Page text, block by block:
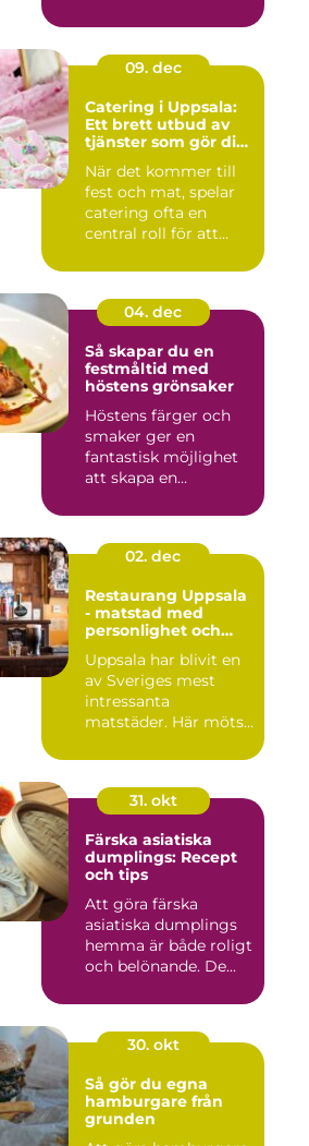
kvarterskrogar m...
09. dec
Catering i Uppsala:
Ett brett utbud av
tjänster som gör din
När det kommer till
fest och mat, spelar
catering ofta en
central roll för att
04. dec
Så skapar du en
festmåltid med
höstens grönsaker
Höstens färger och
smaker ger en
fantastisk möjlighet
att skapa en
02. dec
Restaurang Uppsala
- matstad med
personlighet och
Uppsala har blivit en
av Sveriges mest
intressanta
matstäder. Här möts
31. okt
Färska asiatiska
dumplings: Recept
och tips
Att göra färska
asiatiska dumplings
hemma är både roligt
och belönande. De...
30. okt
Så gör du egna
hamburgare från
grunden